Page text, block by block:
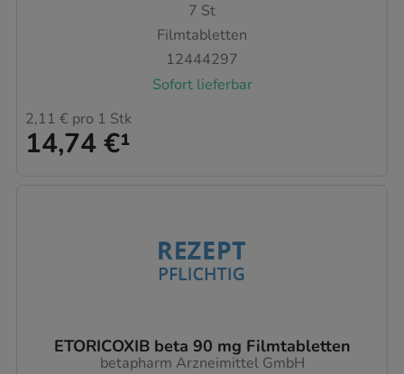
7 St
Filmtabletten
12444297
Sofort lieferbar
14,74 €¹
2,11 € pro 1 Stk
ETORICOXIB beta 90 mg Filmtabletten
betapharm Arzneimittel GmbH